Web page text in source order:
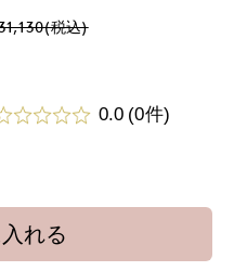
税込)
0.0 (0件)
れる